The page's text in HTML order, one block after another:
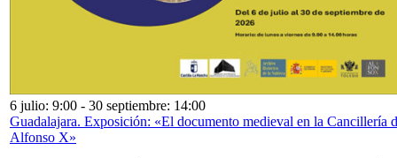
6 julio: 9:00 - 30 septiembre: 14:00
Guadalajara. Exposición: «El documento medieval en la Cancillería
Alfonso X»